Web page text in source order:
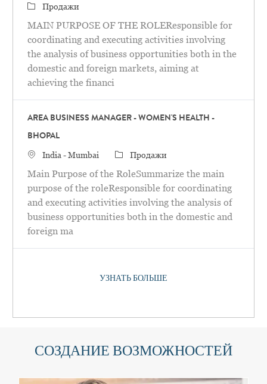
категория
Продажи
MAIN PURPOSE OF THE ROLEResponsible for
coordinating and executing activities involving
the analysis of business opportunities both in the
domestic and foreign markets, aiming at
achieving the financi
AREA BUSINESS MANAGER - WOMEN'S HEALTH -
BHOPAL
Местоположение
India - Mumbai категория
Продажи
Main Purpose of the RoleSummarize the main
purpose of the roleResponsible for coordinating
and executing activities involving the analysis of
business opportunities both in the domestic and
foreign ma
УЗНАТЬ БОЛЬШЕ
СОЗДАНИЕ ВОЗМОЖНОСТЕЙ